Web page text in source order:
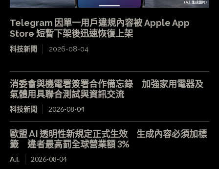
Telegram 因單一用戶違規內容被 Apple App
Store 短暫下架後迅速恢復上架
科技新聞 2026-08-04
消委會與機電署簽署合作備忘錄 加強家用電器及
氣體用具聯合測試與資訊交流
科技新聞 2026-08-04
歐盟 AI 透明性新規定正式生效 生成內容必須加標
籤 違者最高罰全球營業額 3%
A.I. 2026-08-04